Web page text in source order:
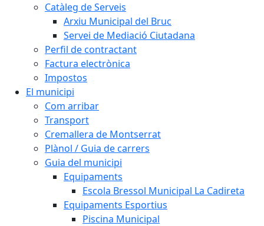
Catàleg de Serveis
Arxiu Municipal del Bruc
Servei de Mediació Ciutadana
Perfil de contractant
Factura electrònica
Impostos
El municipi
Com arribar
Transport
Cremallera de Montserrat
Plànol / Guia de carrers
Guia del municipi
Equipaments
Escola Bressol Municipal La Cadireta
Equipaments Esportius
Piscina Municipal